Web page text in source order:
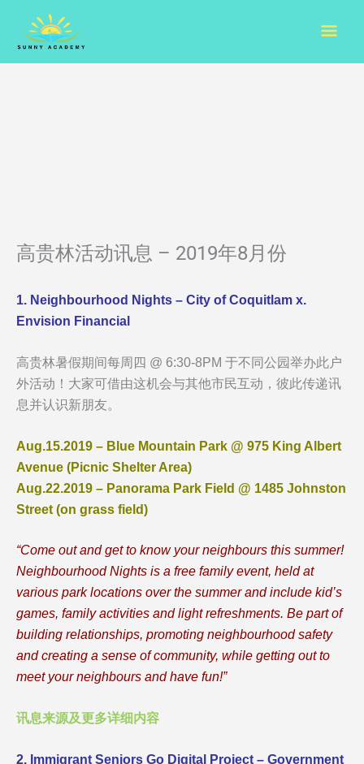
content
高贵林活动讯息 – 2019年8月份
1. Neighbourhood Nights – City of Coquitlam x.
Envision Financial
高贵林暑假期间每周四 @ 6:30-8PM 于不同公园举办此户
外活动！大家可借由这机会与其他市民互动，彼此传递讯
息并认识新朋友。
Aug.15.2019 – Blue Mountain Park @ 975 King Albert
Avenue (Picnic Shelter Area)
Aug.22.2019 – Panorama Park Field @ 1485 Johnston
Street (on grass field)
“Come out and get to know your neighbours this summer!
Neighbourhood Nights is a free family event, held at
various park locations over the summer and include kid’s
games, family activities and light refreshments. Be part of
building relationships, promoting neighbourhood safety
and creating a sense of community, while getting out to
meet your neighbours and have fun!”
讯息来源及更多详细内容
2. Immigrant Seniors Go Digital Project – Government